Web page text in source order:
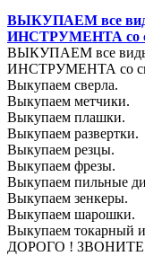
ВЫКУПАЕМ все
ИНСТРУМЕНТА со
ВЫКУПАЕМ все
ИНСТРУМЕНТА со
Выкупаем сверла.
Выкупаем метчики.
Выкупаем плашки.
Выкупаем развертки.
Выкупаем резцы.
Выкупаем фрезы.
Выкупаем пильные
Выкупаем зенкеры.
Выкупаем шарошки.
Выкупаем токарный
ДОРОГО ! ЗВОНИТЕ :